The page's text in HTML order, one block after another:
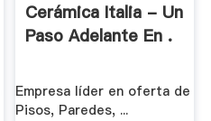
Cerámica Italia - Un
Paso Adelante En .
Empresa líder en oferta de
Pisos, Paredes, ...